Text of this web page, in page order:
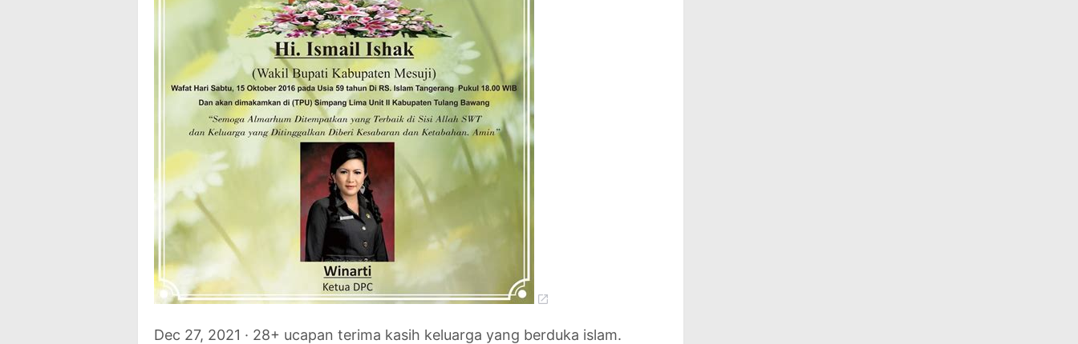
Dec 27, 2021 · 28+ ucapan terima kasih keluarga yang berduka islam.